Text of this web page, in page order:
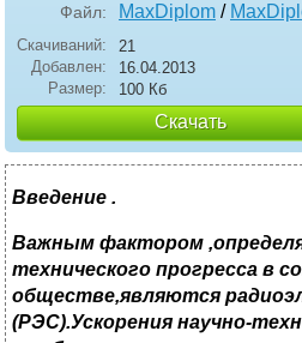
Файл: MaxDiplom /
Скачиваний:
21
Добавлен:
16.04.2013
Размер:
100 Кб
Скачать
Введение .
Важным фактором ,
технического прогресса в
обществе,являются
(РЭС).Ускорения научно-